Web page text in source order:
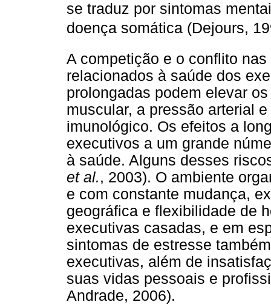
se traduz por sintomas
doença somática (Dejours,
A competição e o conflito
relacionados à saúde dos
prolongadas podem elevar
muscular, a pressão arterial
imunológico. Os efeitos a
executivos a um grande
à saúde. Alguns desses
et al., 2003). O ambiente
e com constante mudança,
geográfica e flexibilidade de
executivas casadas, e em
sintomas de estresse
executivas, além de
suas vidas pessoais e
Andrade, 2006).